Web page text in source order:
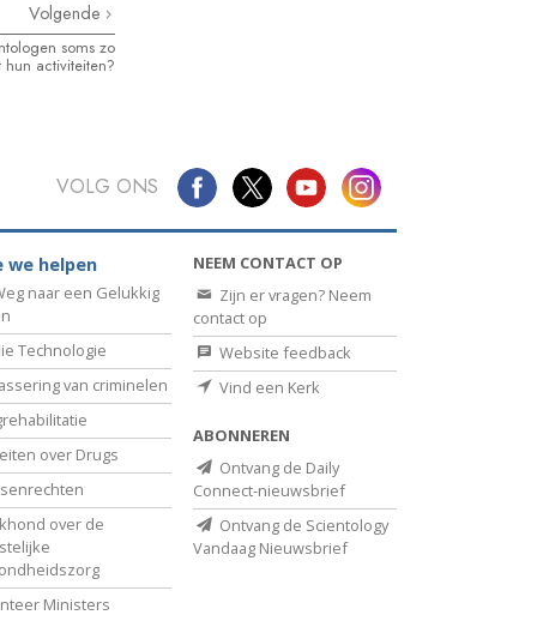
Volgende
soms zo
activiteiten?
VOLG ONS
we helpen
naar een Gelukkig
Technologie
van criminelen
over Drugs
over de
Ministers
NEEM CONTACT OP
Zijn er vragen? Neem
contact op
Website feedback
Vind een Kerk
ABONNEREN
Ontvang de Daily
Connect-nieuwsbrief
Ontvang de Scientology
Vandaag Nieuwsbrief